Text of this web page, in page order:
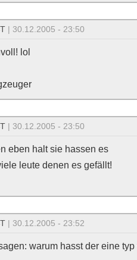
| 30.12.2005 - 23:50
lol
| 30.12.2005 - 23:50
eben halt sie hassen es
leute denen es gefällt!
| 30.12.2005 - 23:52
warum hasst der eine